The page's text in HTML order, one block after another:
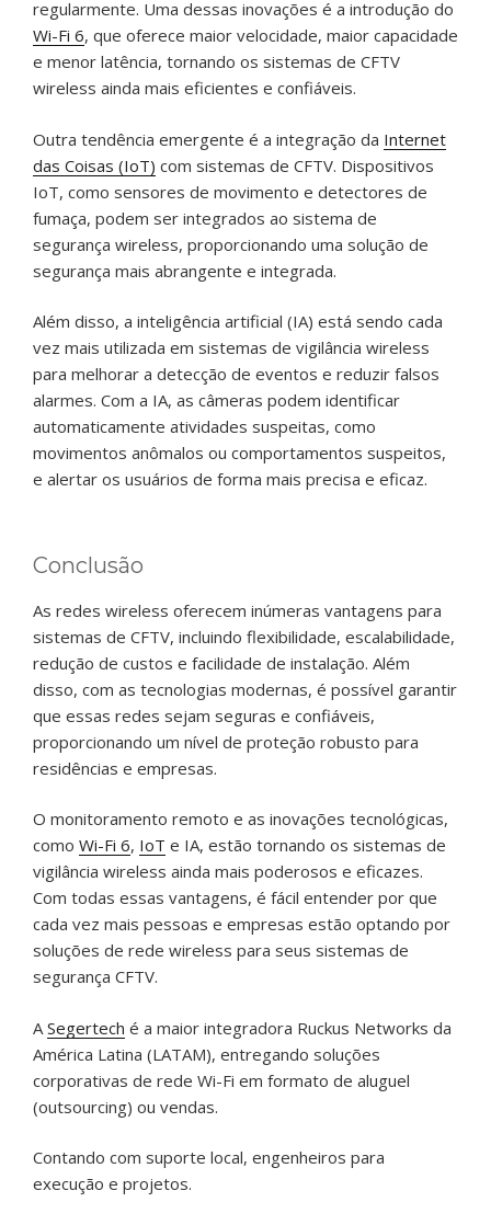
regularmente. Uma dessas inovações é a introdução do
Wi-Fi 6, que oferece maior velocidade, maior capacidade
e menor latência, tornando os sistemas de CFTV
wireless ainda mais eficientes e confiáveis.
Outra tendência emergente é a integração da Internet
das Coisas (IoT) com sistemas de CFTV. Dispositivos
IoT, como sensores de movimento e detectores de
fumaça, podem ser integrados ao sistema de
segurança wireless, proporcionando uma solução de
segurança mais abrangente e integrada.
Além disso, a inteligência artificial (IA) está sendo cada
vez mais utilizada em sistemas de vigilância wireless
para melhorar a detecção de eventos e reduzir falsos
alarmes. Com a IA, as câmeras podem identificar
automaticamente atividades suspeitas, como
movimentos anômalos ou comportamentos suspeitos,
e alertar os usuários de forma mais precisa e eficaz.
Conclusão
As redes wireless oferecem inúmeras vantagens para
sistemas de CFTV, incluindo flexibilidade, escalabilidade,
redução de custos e facilidade de instalação. Além
disso, com as tecnologias modernas, é possível garantir
que essas redes sejam seguras e confiáveis,
proporcionando um nível de proteção robusto para
residências e empresas.
O monitoramento remoto e as inovações tecnológicas,
como Wi-Fi 6, IoT e IA, estão tornando os sistemas de
vigilância wireless ainda mais poderosos e eficazes.
Com todas essas vantagens, é fácil entender por que
cada vez mais pessoas e empresas estão optando por
soluções de rede wireless para seus sistemas de
segurança CFTV.
A Segertech é a maior integradora Ruckus Networks da
América Latina (LATAM), entregando soluções
corporativas de rede Wi-Fi em formato de aluguel
(outsourcing) ou vendas.
Contando com suporte local, engenheiros para
execução e projetos.